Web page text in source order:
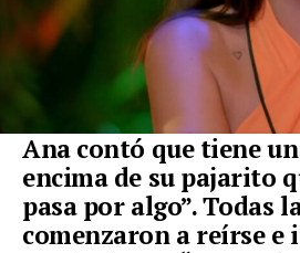
Ana contó que tiene
encima de su pajarito
pasa por algo”. Todas
comenzaron a reírse e